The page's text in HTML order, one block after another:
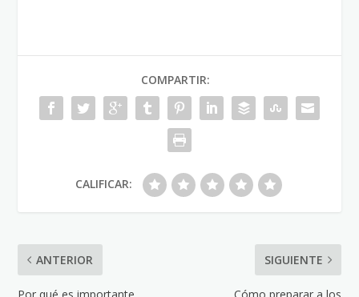
COMPARTIR:
CALIFICAR:
ANTERIOR SIGUIENTE